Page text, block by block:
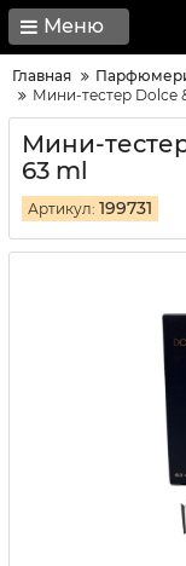
Меню
Главная
Мини-тестер Dolce
Мини-
63 ml
Артикул: 199731